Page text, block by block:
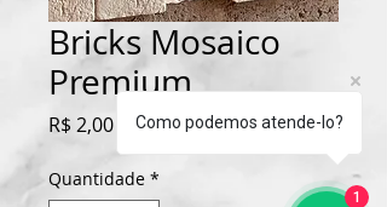
Bricks Mosaico
Premium
R$ 2,00Preço
Quantidade *
Como podemos atende-lo?
1